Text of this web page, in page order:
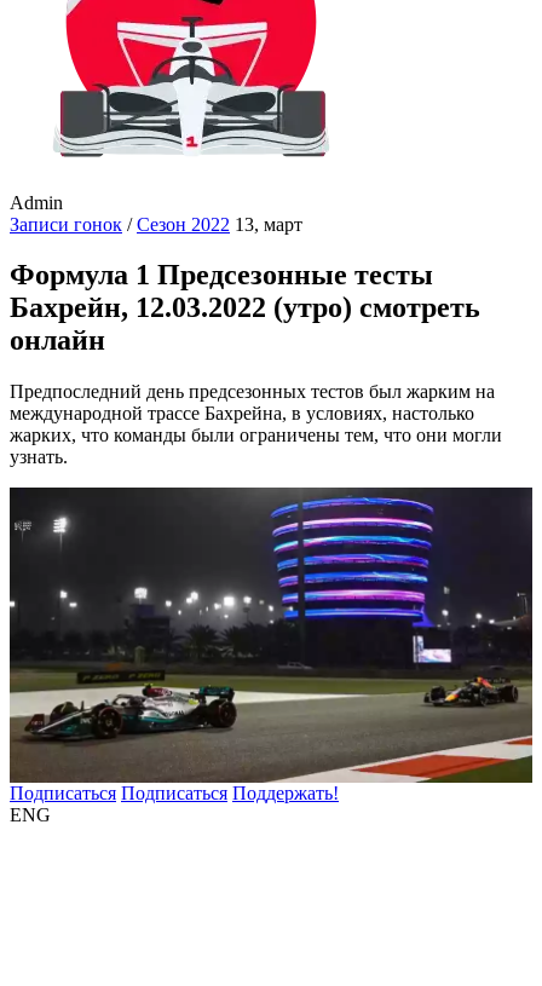
Admin
Записи гонок /Сезон 2022 13, март
Формула 1 Предсезонные тесты
Бахрейн, 12.03.2022 (утро) смотреть
онлайн
Предпоследний день предсезонных тестов был жарким на
международной трассе Бахрейна, в условиях, настолько
жарких, что команды были ограничены тем, что они могли
узнать.
Подписаться Подписаться Поддержать!
ENG